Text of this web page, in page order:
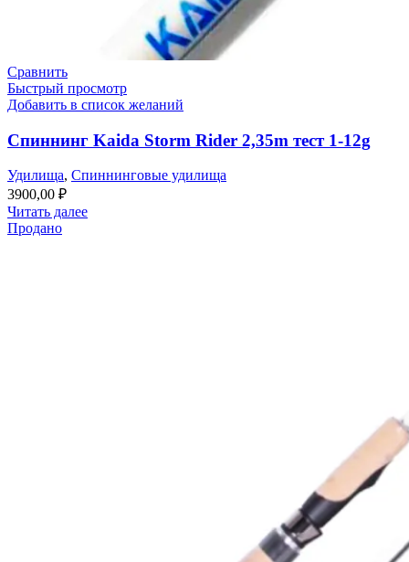
Сравнить
Быстрый просмотр
Добавить в список желаний
Спиннинг Kaida Storm Rider 2,35m тест 1-12g
Удилища, Спиннинговые удилища
3900,00 ₽
Читать далее
Продано